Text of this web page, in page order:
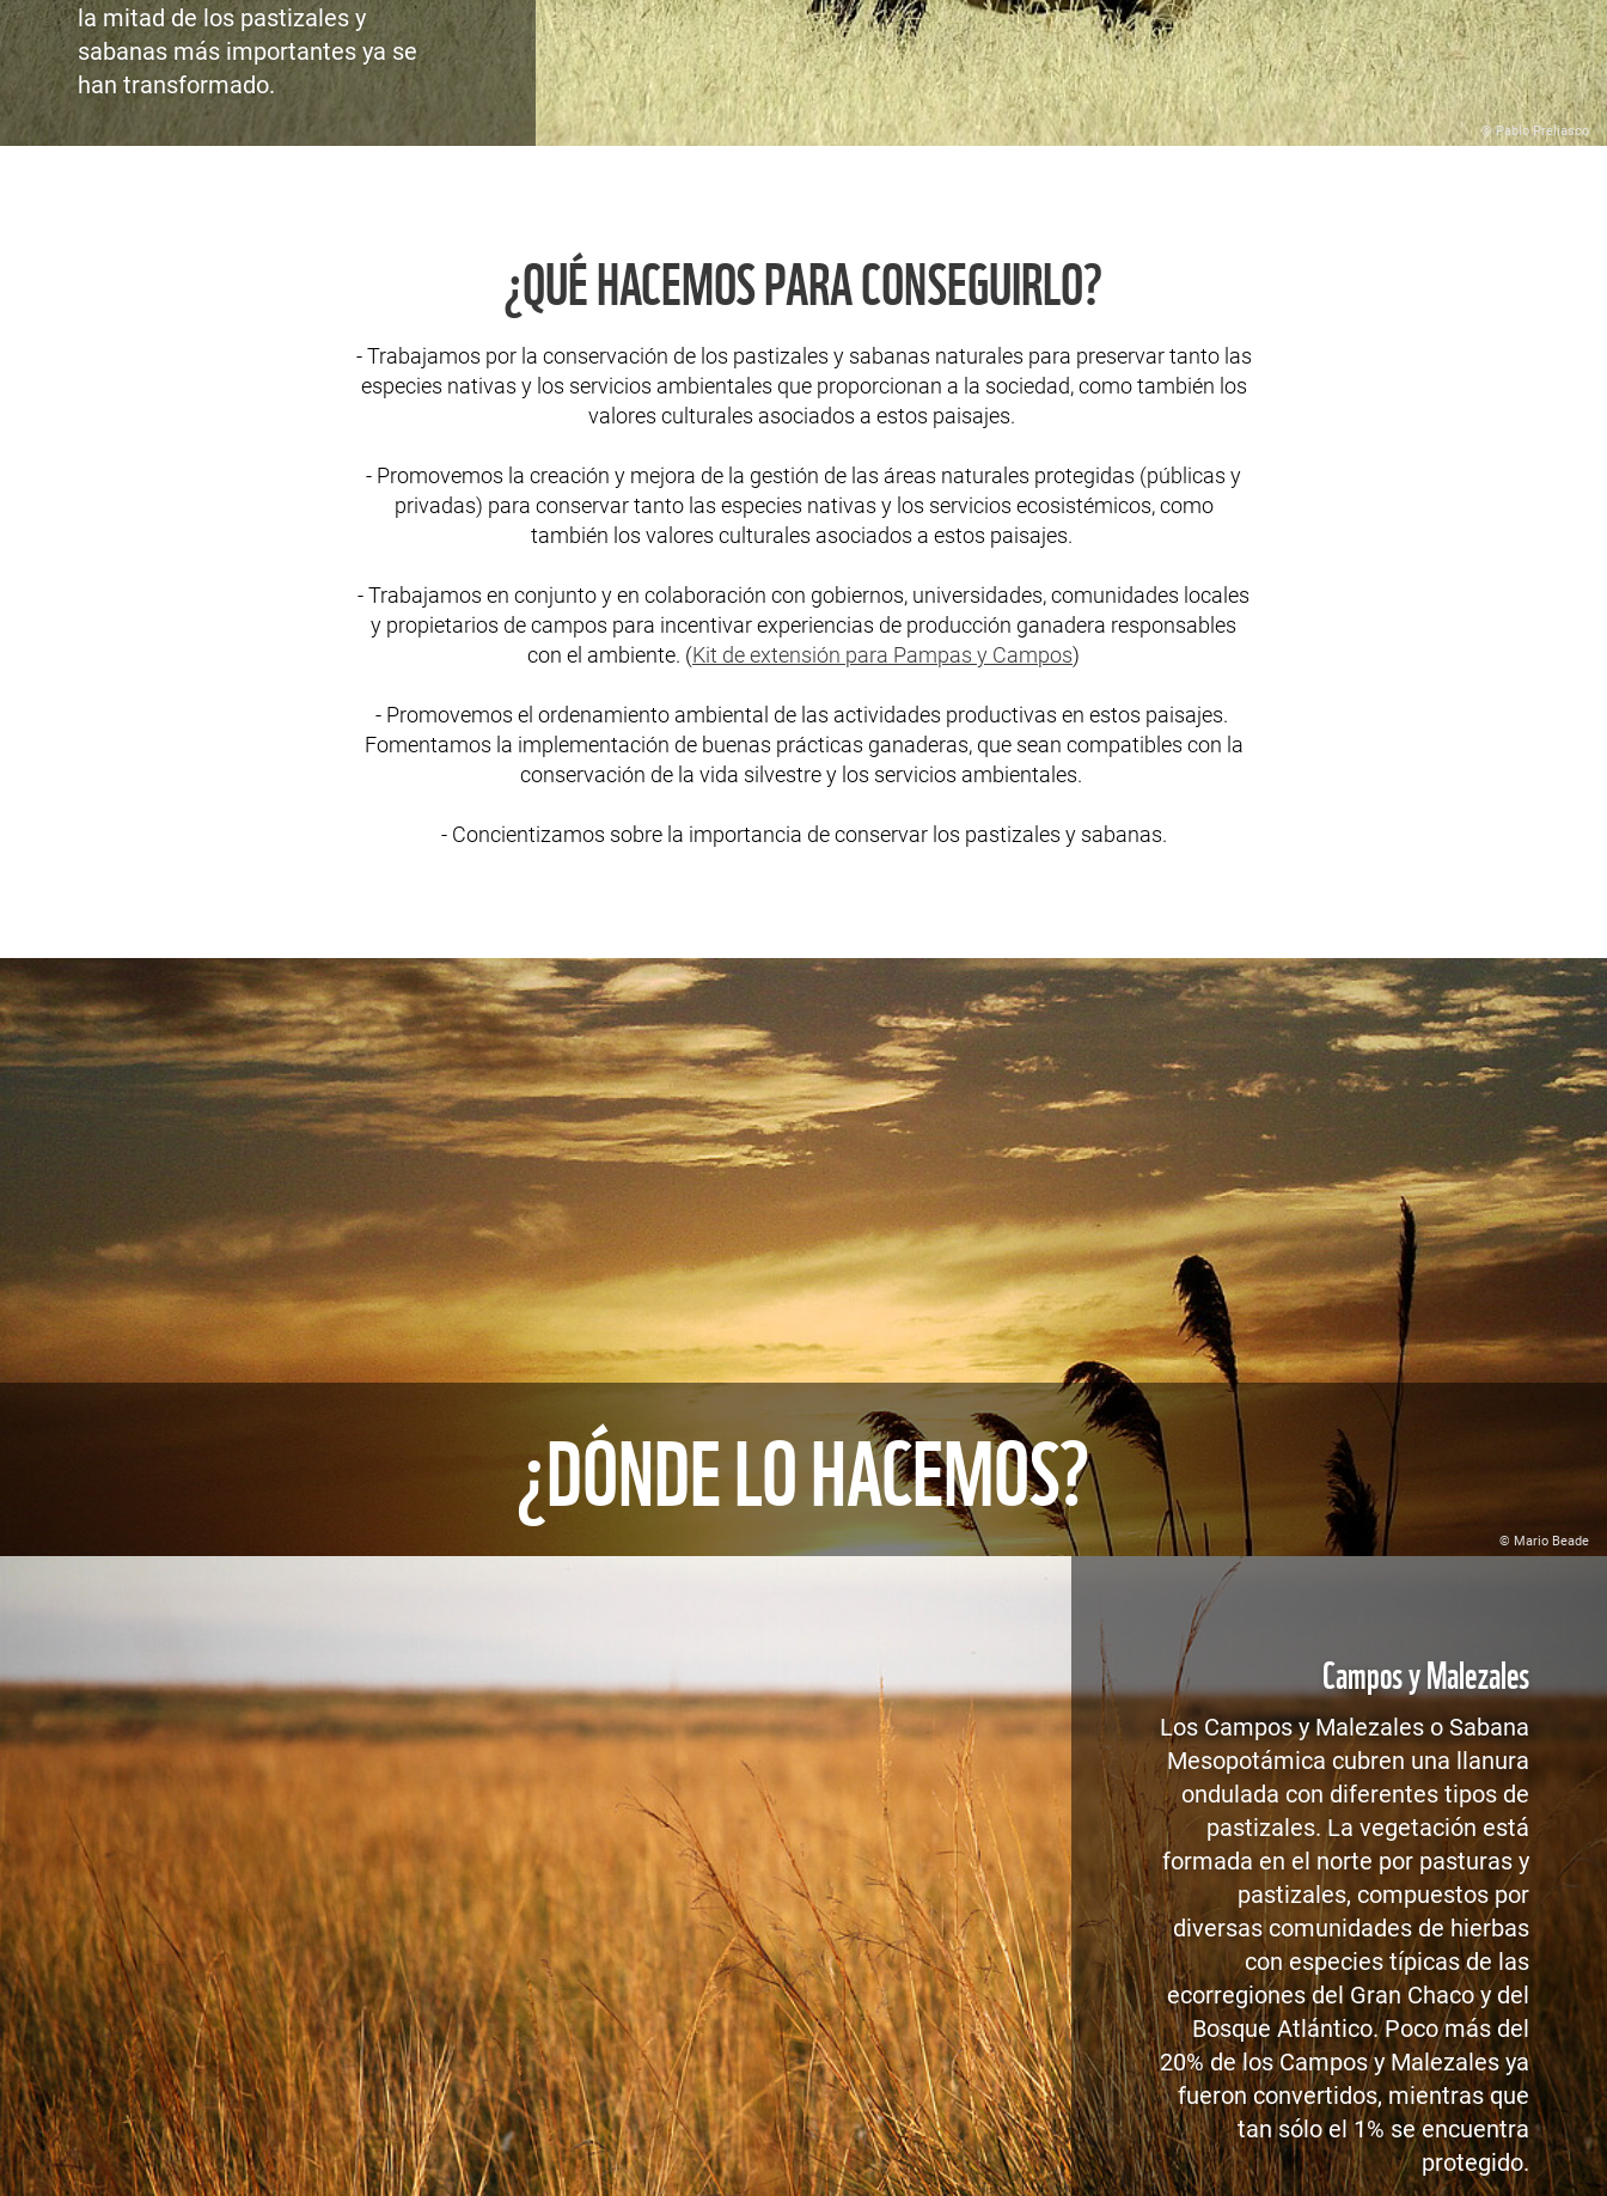
la mitad de los pastizales y
sabanas más importantes ya se
han transformado.
© Pablo Preliasco
¿QUÉ HACEMOS PARA CONSEGUIRLO?
- Trabajamos por la conservación de los pastizales y sabanas naturales para preservar tanto las
especies nativas y los servicios ambientales que proporcionan a la sociedad, como también los
valores culturales asociados a estos paisajes.
- Promovemos la creación y mejora de la gestión de las áreas naturales protegidas (públicas y
privadas) para conservar tanto las especies nativas y los servicios ecosistémicos, como
también los valores culturales asociados a estos paisajes.
- Trabajamos en conjunto y en colaboración con gobiernos, universidades, comunidades locales
y propietarios de campos para incentivar experiencias de producción ganadera responsables
con el ambiente. (Kit de extensión para Pampas y Campos)
- Promovemos el ordenamiento ambiental de las actividades productivas en estos paisajes.
Fomentamos la implementación de buenas prácticas ganaderas, que sean compatibles con la
conservación de la vida silvestre y los servicios ambientales.
- Concientizamos sobre la importancia de conservar los pastizales y sabanas.
¿DÓNDE LO HACEMOS?
© Mario Beade
Campos y Malezales
Los Campos y Malezales o Sabana
Mesopotámica cubren una llanura
ondulada con diferentes tipos de
pastizales. La vegetación está
formada en el norte por pasturas y
pastizales, compuestos por
diversas comunidades de hierbas
con especies típicas de las
ecorregiones del Gran Chaco y del
Bosque Atlántico. Poco más del
20% de los Campos y Malezales ya
fueron convertidos, mientras que
tan sólo el 1% se encuentra
protegido.